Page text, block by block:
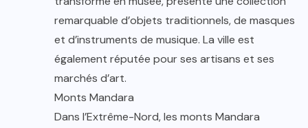
remarquable d’objets traditionnels, de masques
et d’instruments de musique. La ville est
également réputée pour ses artisans et ses
marchés d’art.
Monts Mandara
Dans l’Extrême-Nord, les monts Mandara